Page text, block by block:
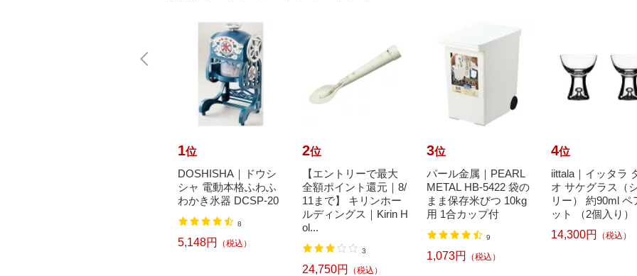
1位
DOSHISHA｜ドウシ
シャ 電動本格ふわふ
わかき氷器 DCSP-20
8
5,148円 （税込）
2位
【エントリーで最大
全額ポイント還元｜8/
11まで】 キリンホー
ルディングス｜Kirin H
ol...
3
24,750円 （税込）
3位
パール金属｜PEARL
METAL HB-5422 袋の
まま保存米びつ 10kg
用 1合カップ付
9
1,073円 （税込）
4位
iittala｜イッタラ
オ サケグラス（
リー） 約90ml ペ
ット （2個入り）
14,300円
（税込）